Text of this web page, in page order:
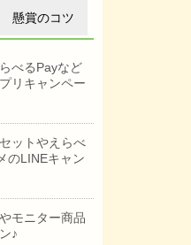
懸賞のコツ
べるPayなど
リキャンペー
ットやえらべ
のLINEキャン
モニター商品
♪